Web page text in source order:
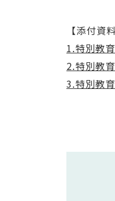
【添付資料
1.特別教
2.特別教
3.特別教